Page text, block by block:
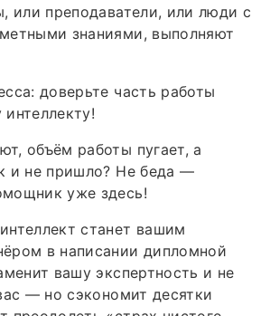
или преподаватели, или люди с
знаниями, выполняют
доверьте часть работы
объём работы пугает, а
и не пришло? Не беда —
уже здесь!
станет вашим
в написании дипломной
вашу экспертность и не
— но сэкономит десятки